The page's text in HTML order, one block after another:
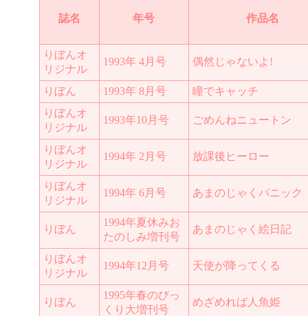
誌名 年号 作品名
りぼんオ
リジナル
1993年 4月号 偶然じゃないよ!
りぼん 1993年 8月号
瞳でキャッチ
りぼんオ
リジナル
1993年10月号 ごめんねニュートン
りぼんオ
リジナル
1994年 2月号 放課後ヒーロー
りぼんオ
リジナル
1994年 6月号 あまのじゃくパニック
りぼん
1994年夏休みお
たのしみ増刊号
あまのじゃく絵日記
りぼんオ
リジナル
1994年12月号 天使が降ってくる
りぼん
1995年春のびっ
くり大増刊号
めざめれば人魚姫